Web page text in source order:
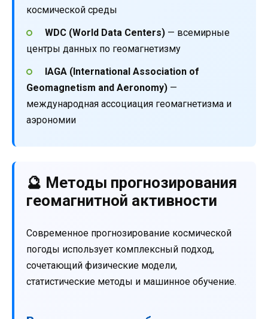
космической среды
WDC (World Data Centers)— всемирные
центры данных по геомагнетизму
IAGA (International Association of
Geomagnetism and Aeronomy) —
международная ассоциация геомагнетизма и
аэрономии
🔮 Методы прогнозирования
геомагнитной активности
Современное прогнозирование космической
погоды использует комплексный подход,
сочетающий физические модели,
статистические методы и машинное обучение.